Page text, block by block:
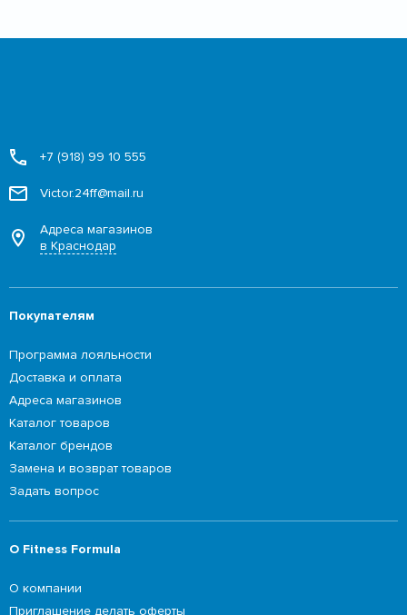
+7 (918) 99 10 555
Victor.24ff@mail.ru
Адреса магазинов
в Краснодар
Покупателям
Программа лояльности
Доставка и оплата
Адреса магазинов
Каталог товаров
Каталог брендов
Замена и возврат товаров
Задать вопрос
О Fitness Formula
О компании
Приглашение делать оферты